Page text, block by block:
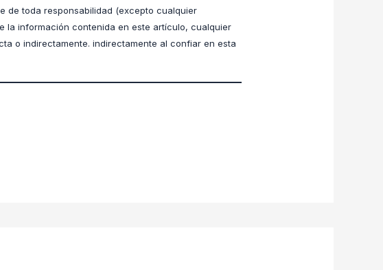
de toda responsabilidad (excepto cualquier
la información contenida en este artículo, cualquier
o indirectamente. indirectamente al confiar en esta